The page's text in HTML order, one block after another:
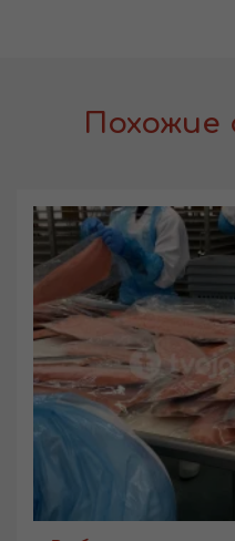
Похожие